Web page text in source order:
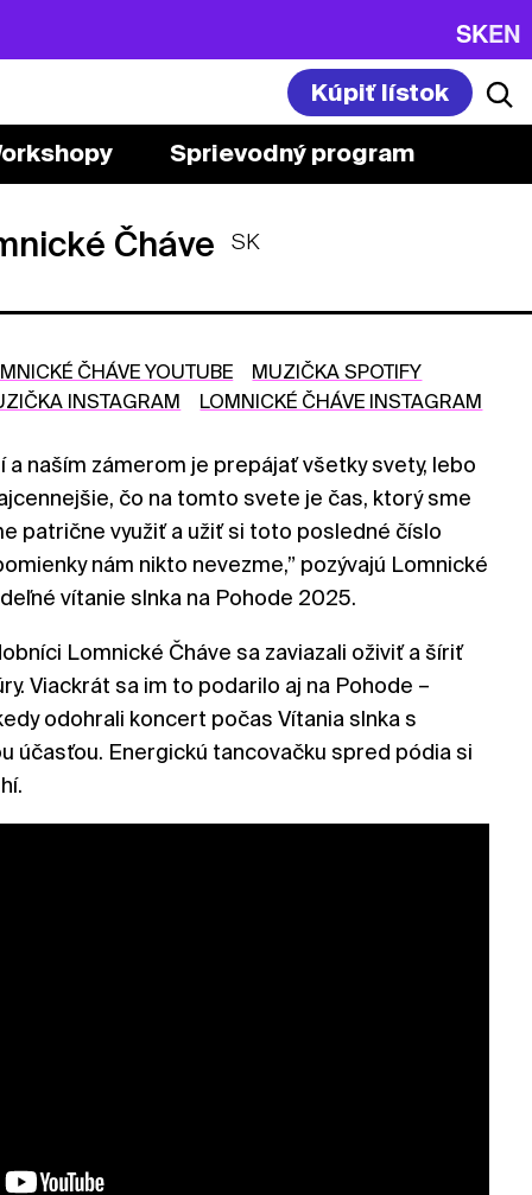
SKEN
Sprievodný program
Kúpiť lístok
Čháve SK
ČHÁVE YOUTUBE
MUZIČKA SPOTIFY
INSTAGRAM
LOMNICKÉ ČHÁVE INSTAGRAM
a naším zámerom je prepájať všetky svety, lebo
čo na tomto svete je čas, ktorý sme
patrične využiť a užiť si toto posledné číslo
nám nikto nevezme,” pozývajú Lomnické
vítanie slnka na Pohode 2025.
Lomnické Čháve sa zaviazali oživiť a šíriť
Viackrát sa im to podarilo aj na Pohode –
odohrali koncert počas Vítania slnka s
účasťou. Energickú tancovačku spred pódia si